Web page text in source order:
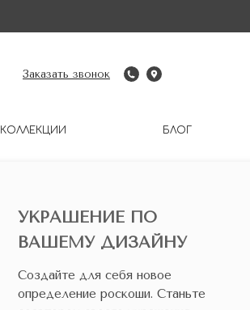
БЛОГ
КОЛЛЕКЦИИ
Заказать звонок
УКРАШЕНИЕ ПО
ВАШЕМУ ДИЗАЙНУ
Создайте для себя новое
определение роскоши. Станьте